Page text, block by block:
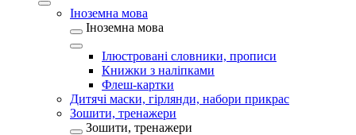
Іноземна мова
Іноземна мова
Ілюстровані словники, прописи
Книжки з наліпками
Флеш-картки
Дитячі маски, гірлянди, набори прикрас
Зошити, тренажери
Зошити, тренажери